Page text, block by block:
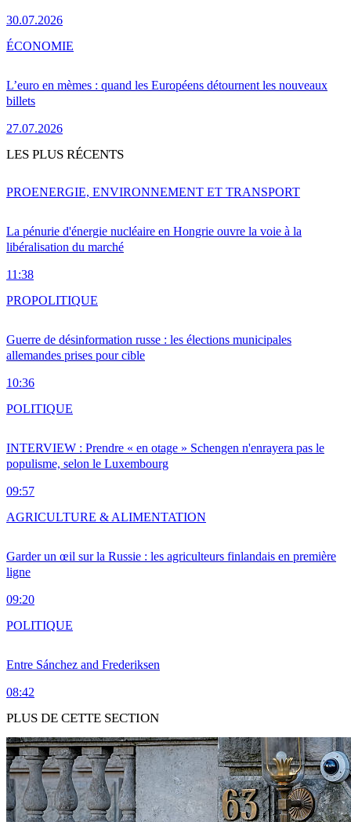
30.07.2026
L’euro en mèmes : quand les Européens détournent les nouveaux
billets
27.07.2026
ÉCONOMIE
LES PLUS RÉCENTS
La pénurie d'énergie nucléaire en Hongrie ouvre la voie à la
libéralisation du marché
11:38
PROENERGIE, ENVIRONNEMENT ET TRANSPORT
Guerre de désinformation russe : les élections municipales
allemandes prises pour cible
10:36
PROPOLITIQUE
INTERVIEW : Prendre « en otage » Schengen n'enrayera pas le
populisme, selon le Luxembourg
09:57
POLITIQUE
Garder un œil sur la Russie : les agriculteurs finlandais en première
ligne
09:20
AGRICULTURE & ALIMENTATION
Entre Sánchez and Frederiksen
08:42
POLITIQUE
PLUS DE CETTE SECTION